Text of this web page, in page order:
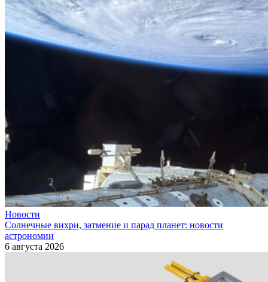
Новости
Солнечные вихри, затмение и парад планет: новости
астрономии
6 августа 2026